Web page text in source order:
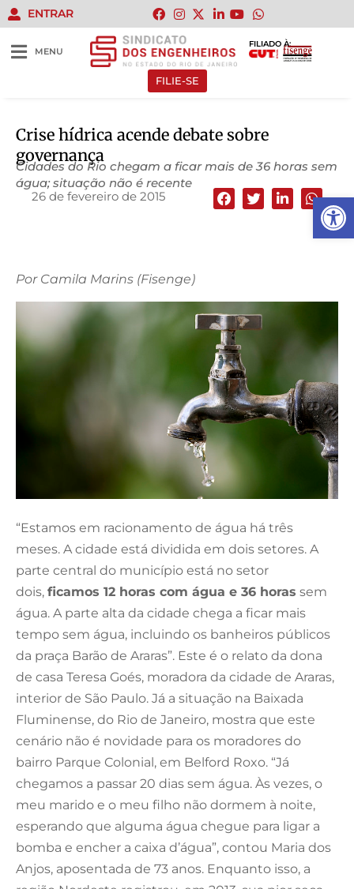
Abrir
ENTRAR
MENU
FILIADO À:
FILIE-SE
Crise hídrica acende debate sobre
governança
Cidades do Rio chegam a ficar mais de 36 horas sem
água; situação não é recente
26 de fevereiro de 2015
Por Camila Marins (Fisenge)
“Estamos em racionamento de água há três
meses. A cidade está dividida em dois setores. A
parte central do município está no setor
dois, ficamos 12 horas com água e 36 horas sem
água. A parte alta da cidade chega a ficar mais
tempo sem água, incluindo os banheiros públicos
da praça Barão de Araras”. Este é o relato da dona
de casa Teresa Goés, moradora da cidade de Araras,
interior de São Paulo. Já a situação na Baixada
Fluminense, do Rio de Janeiro, mostra que este
cenário não é novidade para os moradores do
bairro Parque Colonial, em Belford Roxo. “Já
chegamos a passar 20 dias sem água. Às vezes, o
meu marido e o meu filho não dormem à noite,
esperando que alguma água chegue para ligar a
bomba e encher a caixa d’água”, contou Maria dos
Anjos, aposentada de 73 anos. Enquanto isso, a